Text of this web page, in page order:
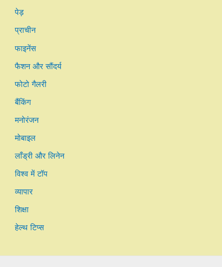
पेड़
प्राचीन
फाइनेंस
फैशन और सौंदर्य
फोटो गैलरी
बैंकिंग
मनोरंजन
मोबाइल
लाँड्री और लिनेन
विश्व में टॉप
व्यापार
शिक्षा
हेल्थ टिप्स